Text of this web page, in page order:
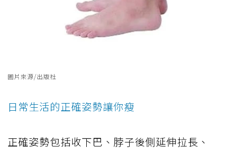
圖片來源/出版社
日常生活的正確姿勢讓你瘦
正確姿勢包括收下巴、脖子後側延伸拉長、